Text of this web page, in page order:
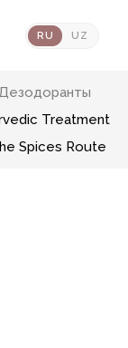
RU UZ
Treatment
Spices Route